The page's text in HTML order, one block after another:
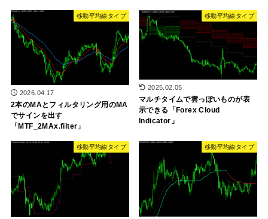
移動平均線タイプ
2026.04.17
2本のMAとフィルタリング用のMA
でサインを出す
「MTF_2MAx.filter」
移動平均線タイプ
2025.02.05
マルチタイムで雲っぽいものが表
示できる「Forex Cloud
Indicator」
移動平均線タイプ 移動平均線タイプ